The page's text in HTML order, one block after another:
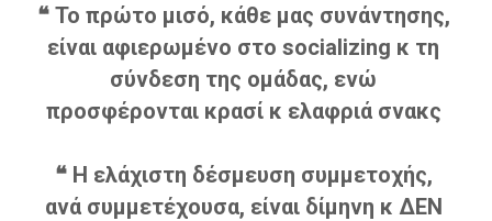
❝ Το πρώτο μισό, κάθε μας συνάντησης,
είναι αφιερωμένο στο socializing κ τη
σύνδεση της ομάδας, ενώ
προσφέρονται κρασί κ ελαφριά σνακς
❝ Η ελάχιστη δέσμευση συμμετοχής,
ανά συμμετέχουσα, είναι δίμηνη κ ΔΕΝ